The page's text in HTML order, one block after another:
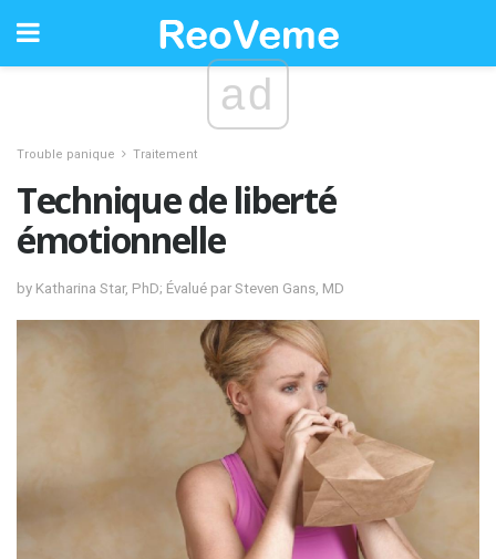
ad
Trouble panique Traitement
Technique de liberté
émotionnelle
by Katharina Star, PhD; Évalué par Steven Gans, MD